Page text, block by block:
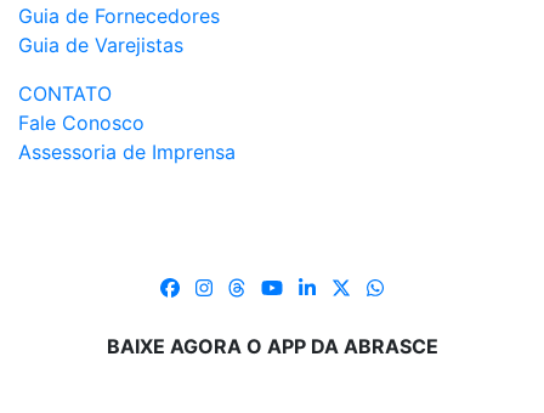
Guia de Fornecedores
Guia de Varejistas
CONTATO
Fale Conosco
Assessoria de Imprensa
BAIXE AGORA O APP DA ABRASCE